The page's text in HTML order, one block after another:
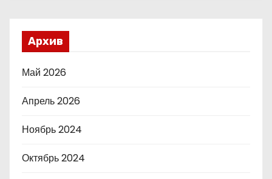
Архив
Май 2026
Апрель 2026
Ноябрь 2024
Октябрь 2024